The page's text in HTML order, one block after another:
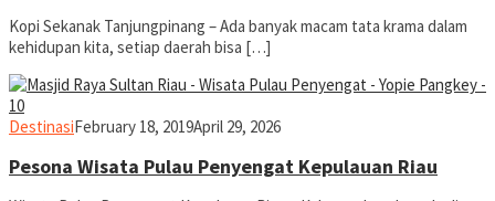
Kopi Sekanak Tanjungpinang – Ada banyak macam tata krama dalam
kehidupan kita, setiap daerah bisa […]
Destinasiyopiefranz
February 18, 2019April 29, 2026
Pesona Wisata Pulau Penyengat Kepulauan Riau